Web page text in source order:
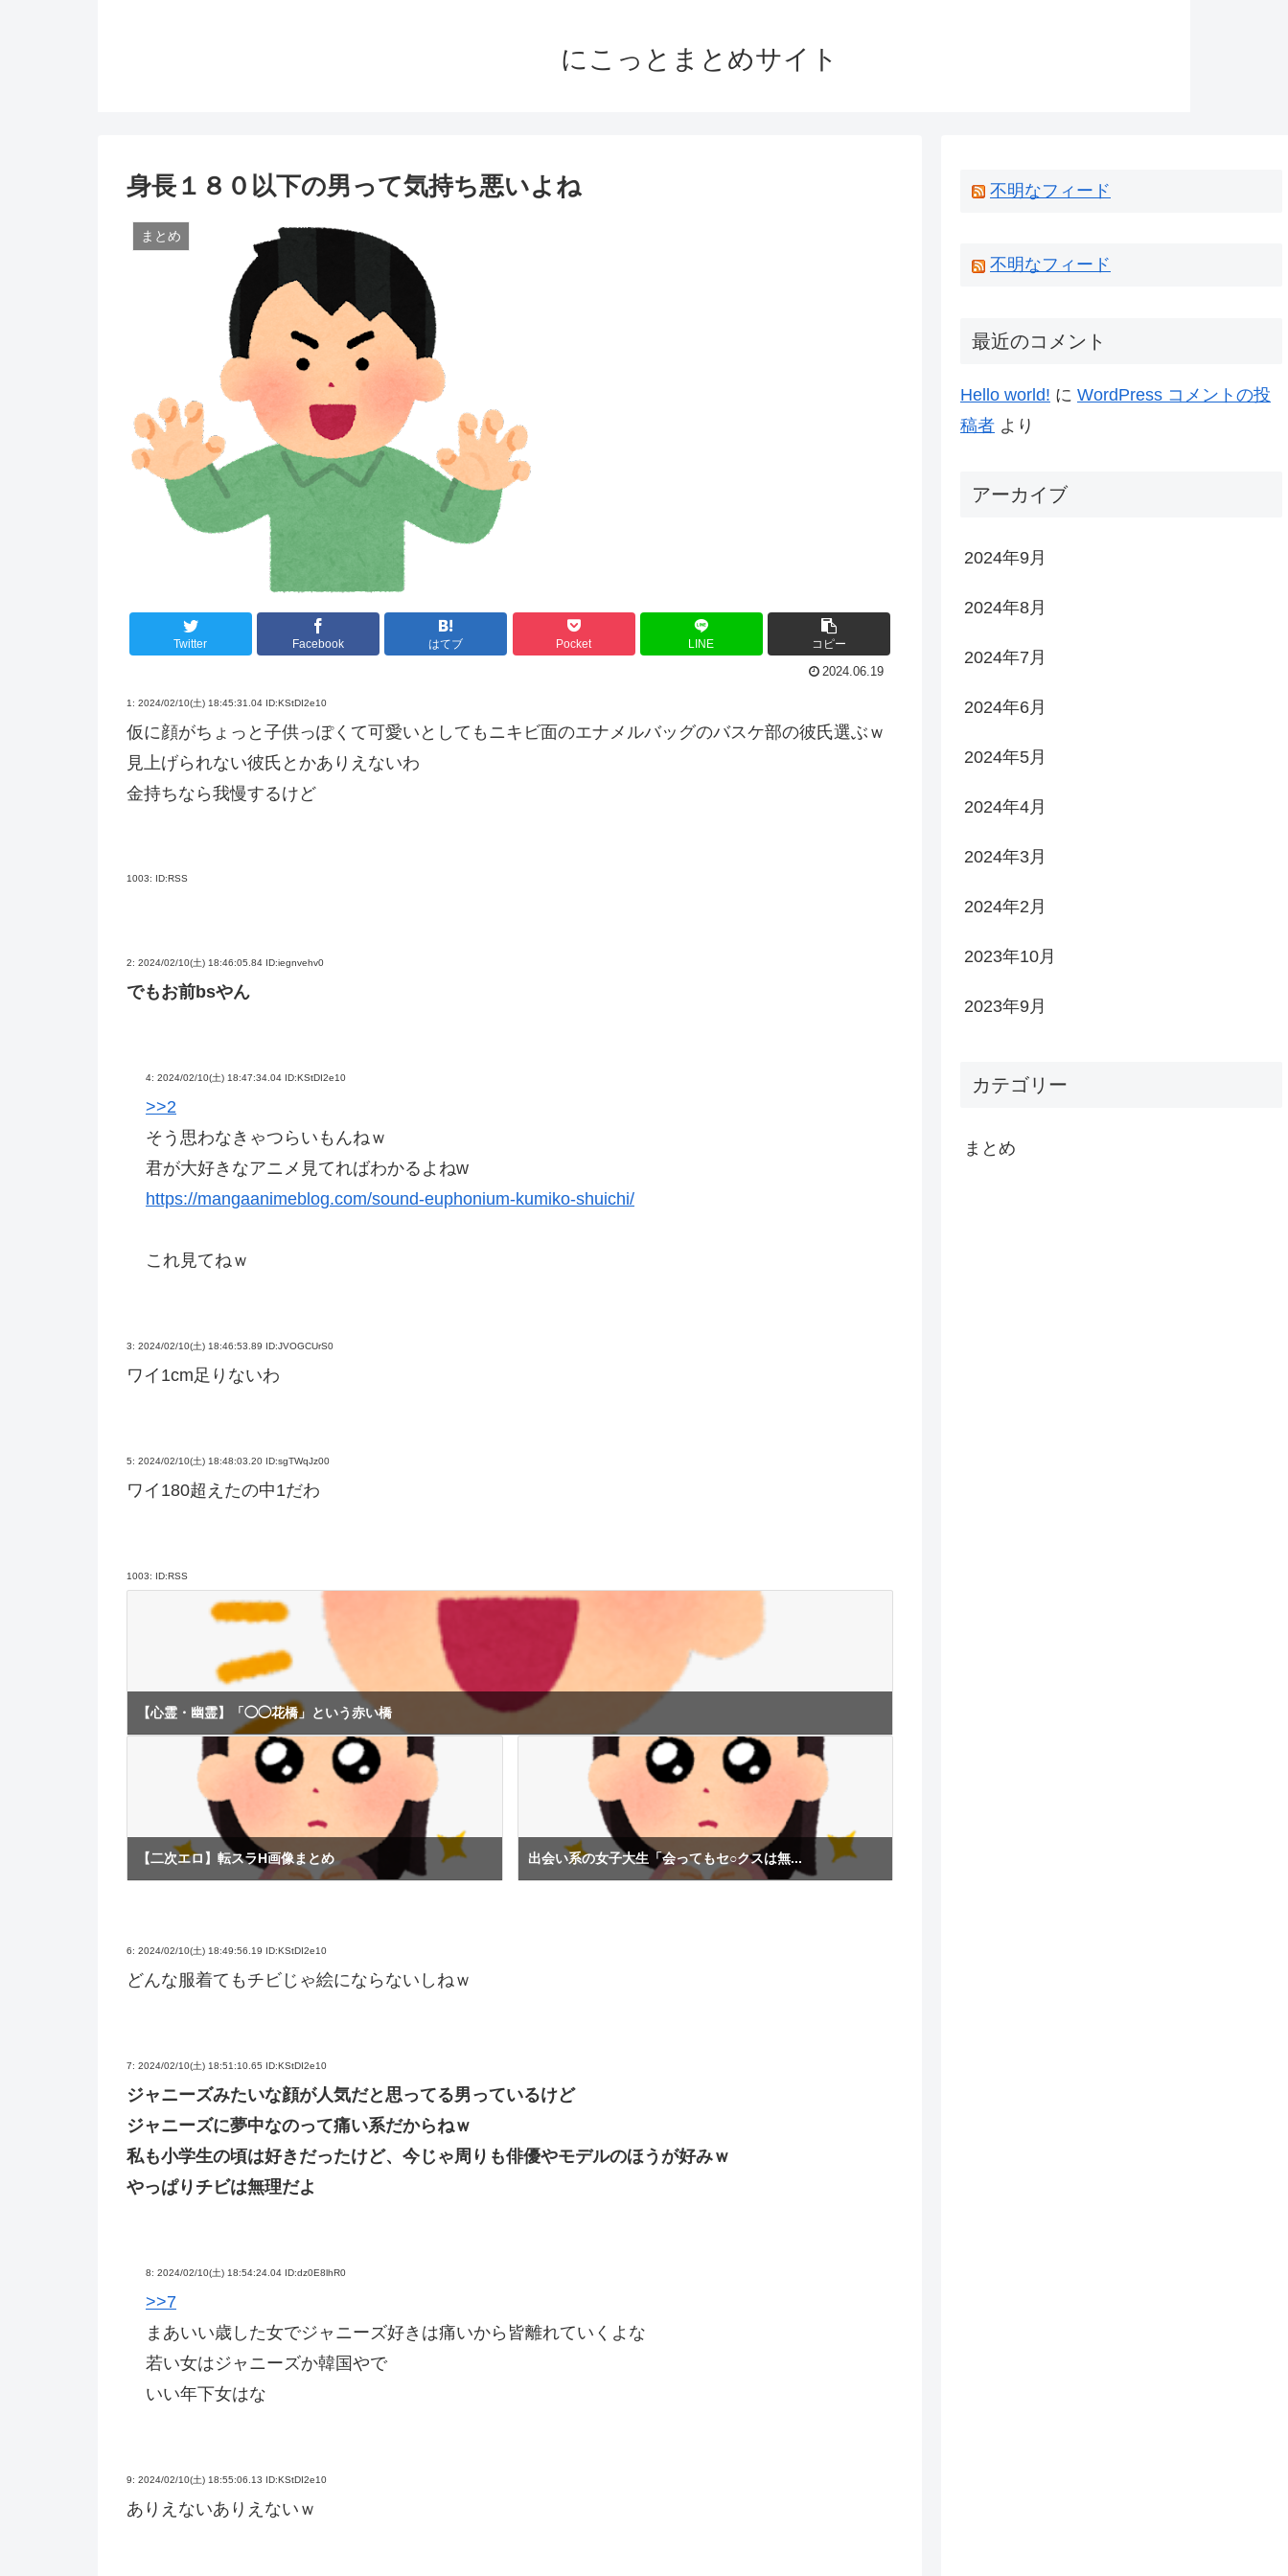
にこっとまとめサイト
身長１８０以下の男って気持ち悪いよね
まとめ
Twitter Facebook はてブ Pocket LINE コピー
2024.06.19
1: 2024/02/10(土) 18:45:31.04 ID:KStDI2e10
仮に顔がちょっと子供っぽくて可愛いとしてもニキビ面のエナメルバッグのバスケ部の彼氏選ぶｗ
見上げられない彼氏とかありえないわ
金持ちなら我慢するけど
1003: ID:RSS
2: 2024/02/10(土) 18:46:05.84 ID:iegnvehv0
でもお前bsやん
4: 2024/02/10(土) 18:47:34.04 ID:KStDI2e10
>>2
そう思わなきゃつらいもんねｗ
君が大好きなアニメ見てればわかるよねw
https://mangaanimeblog.com/sound-euphonium-kumiko-shuichi/
これ見てねｗ
3: 2024/02/10(土) 18:46:53.89 ID:JVOGCUrS0
ワイ1cm足りないわ
5: 2024/02/10(土) 18:48:03.20 ID:sgTWqJz00
ワイ180超えたの中1だわ
1003: ID:RSS
【心霊・幽霊】「◯◯花橋」という赤い橋
【二次エロ】転スラH画像まとめ 出会い系の女子大生「会ってもセ○クスは無...
6: 2024/02/10(土) 18:49:56.19 ID:KStDI2e10
どんな服着てもチビじゃ絵にならないしねｗ
7: 2024/02/10(土) 18:51:10.65 ID:KStDI2e10
ジャニーズみたいな顔が人気だと思ってる男っているけど
ジャニーズに夢中なのって痛い系だからねｗ
私も小学生の頃は好きだったけど、今じゃ周りも俳優やモデルのほうが好みｗ
やっぱりチビは無理だよ
8: 2024/02/10(土) 18:54:24.04 ID:dz0E8lhR0
>>7
まあいい歳した女でジャニーズ好きは痛いから皆離れていくよな
若い女はジャニーズか韓国やで
いい年下女はな
9: 2024/02/10(土) 18:55:06.13 ID:KStDI2e10
ありえないありえないｗ
不明なフィード
不明なフィード
最近のコメント
Hello world! に WordPress コメントの投
稿者 より
アーカイブ
2024年9月
2024年8月
2024年7月
2024年6月
2024年5月
2024年4月
2024年3月
2024年2月
2023年10月
2023年9月
カテゴリー
まとめ